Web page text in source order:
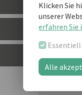
Klicken Sie
unserer
erfahren Sie
Essentiell
Alle
Sie